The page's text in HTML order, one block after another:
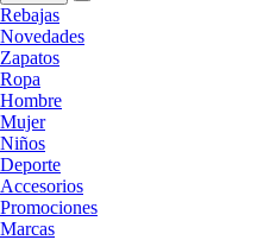
Rebajas
Novedades
Zapatos
Ropa
Hombre
Mujer
Niños
Deporte
Accesorios
Promociones
Marcas